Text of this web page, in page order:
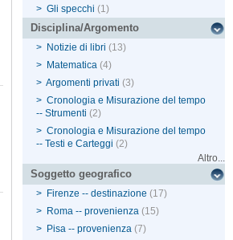
> Gli specchi (1)
Disciplina/Argomento
> Notizie di libri (13)
> Matematica (4)
> Argomenti privati (3)
> Cronologia e Misurazione del tempo
-- Strumenti (2)
> Cronologia e Misurazione del tempo
-- Testi e Carteggi (2)
Altro...
Soggetto geografico
> Firenze -- destinazione (17)
> Roma -- provenienza (15)
> Pisa -- provenienza (7)